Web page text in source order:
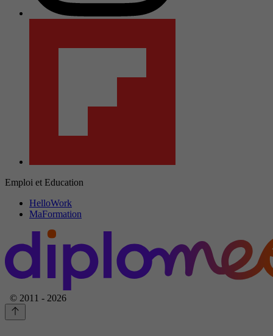
Emploi et Education
HelloWork
MaFormation
© 2011 - 2026